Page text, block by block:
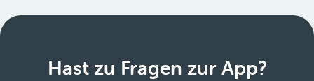
Hast zu Fragen zur App?